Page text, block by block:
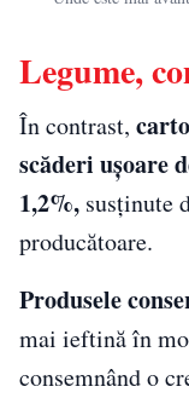
Legume,
În contrast,
scăderi ușoare
1,2%, susținute
producătoare.
Produsele
mai ieftină în
consemnând o